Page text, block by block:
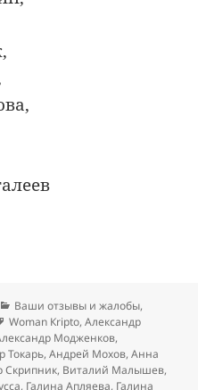
Рубрики
Ваши отзывы и жалобы,
Метки
Woman Кripto,Александр
Модженков,
Токарь,Андрей Мохов,Анна
Скрипник, Виталий Малышев,
, Галина Апляева, Галина